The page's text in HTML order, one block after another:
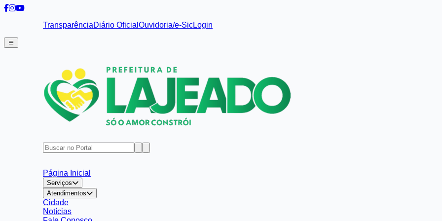
TransparênciaDiário Oficial Ouvidoria/e-SicLogin
Página Inicial
Serviços
Atendimentos
Cidade
Notícias